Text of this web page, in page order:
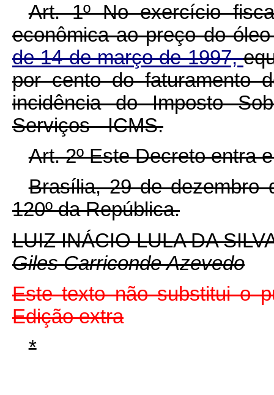
Art. 1º No exercício
econômica ao preço do
de 14 de março de 1997,
por cento do faturamento
incidência do Imposto
Serviços - ICMS.
Art. 2º Este Decreto entra
Brasília, 29 de dezembro
120º da República.
LUIZ INÁCIO LULA DA
Giles Carriconde Azevedo
Este texto não substitui o
Edição extra
*